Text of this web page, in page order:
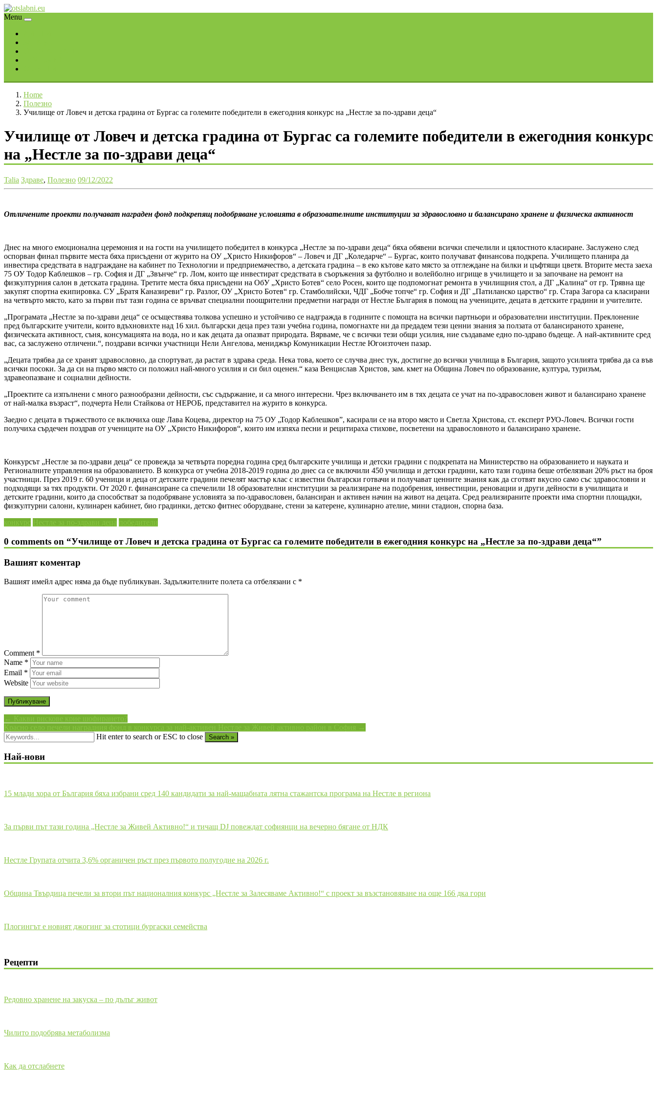
Skip
to
Menu
Home
Полезно
Училище от Ловеч и детска градина от Бургас са големите победители в ежегодния конкурс на „Нестле за по-здрави деца“
Училище от Ловеч и детска градина от Бургас са големите победители в ежегодния конкурс
на „Нестле за по-здрави деца“
Talia Здраве, Полезно 09/12/2022
Отличените проекти получават награден фонд подкрепящ подобряване условията в образователните институции за здравословно и балансирано хранене и физическа активност
Днес на много емоционална церемония и на гости на училището победител в конкурса „Нестле за по-здрави деца“ бяха обявени всички спечелили и цялостното класиране. Заслужено след
оспорван финал първите места бяха присъдени от журито на ОУ „Христо Никифоров“ – Ловеч и ДГ „Коледарче“ – Бургас, които получават финансова подкрепа. Училището планира да
инвестира средствата в надграждане на кабинет по Технологии и предприемачество, а детската градина – в еко кътове като място за отглеждане на билки и цъфтящи цветя. Вторите места заеха
75 ОУ Тодор Каблешков – гр. София и ДГ „Звънче“ гр. Лом, които ще инвестират средствата в съоръжения за футболно и волейболно игрище в училището и за започване на ремонт на
физкултурния салон в детската градина. Третите места бяха присъдени на ОбУ „Христо Ботев“ село Росен, които ще подпомогнат ремонта в училищния стол, а ДГ „Калина“ от гр. Трявна ще
закупят спортна екипировка. СУ „Братя Каназиреви“ гр. Разлог, ОУ „Христо Ботев“ гр. Стамболийски, ЧДГ „Бобче топче“ гр. София и ДГ „Патиланско царство“ гр. Стара Загора са класирани
на четвърто място, като за първи път тази година се връчват специални поощрителни предметни награди от Нестле България в помощ на учениците, децата в детските градини и учителите.
„Програмата „Нестле за по-здрави деца“ се осъществява толкова успешно и устойчиво се надгражда в годините с помощта на всички партньори и образователни институции. Преклонение
пред българските учители, които вдъхновихте над 16 хил. български деца през тази учебна година, помогнахте ни да предадем тези ценни знания за ползата от балансираното хранене,
физическата активност, съня, консумацията на вода, но и как децата да опазват природата. Вярваме, че с всички тези общи усилия, ние създаваме едно по-здраво бъдеще. А най-активните сред
вас, са заслужено отличени.“, поздрави всички участници Нели Ангелова, мениджър Комуникации Нестле Югоизточен пазар.
„Децата трябва да се хранят здравословно, да спортуват, да растат в здрава среда. Нека това, което се случва днес тук, достигне до всички училища в България, защото усилията трябва да са във
всички посоки. За да си на първо място си положил най-много усилия и си бил оценен.“ каза Венцислав Христов, зам. кмет на Община Ловеч по образование, култура, туризъм,
здравеопазване и социални дейности.
„Проектите са изпълнени с много разнообразни дейности, със съдържание, и са много интересни. Чрез включването им в тях децата се учат на по-здравословен живот и балансирано хранене
от най-малка възраст“, подчерта Нели Стайкова от НЕРОБ, представител на журито в конкурса.
Заедно с децата в тържеството се включиха още Лава Коцева, директор на 75 ОУ „Тодор Каблешков”, касирали се на второ място и Светла Христова, ст. експерт РУО-Ловеч. Всички гости
получиха сърдечен поздрав от учениците на ОУ „Христо Никифоров“, които им изпяха песни и рецитираха стихове, посветени на здравословното и балансирано хранене.
Конкурсът „Нестле за по-здрави деца“ се провежда за четвърта поредна година сред българските училища и детски градини с подкрепата на Министерство на образованието и науката и
Регионалните управления на образованието. В конкурса от учебна 2018-2019 година до днес са се включили 450 училища и детски градини, като тази година беше отбелязван 20% ръст на броя
участници. През 2019 г. 60 ученици и деца от детските градини печелят мастър клас с известни български готвачи и получават ценните знания как да сготвят вкусно само със здравословни и
подходящи за тях продукти. От 2020 г. финансиране са спечелили 18 образователни институции за реализиране на подобрения, инвестиции, реновации и други дейности в училищата и
детските градини, които да способстват за подобряване условията за по-здравословен, балансиран и активен начин на живот на децата. Сред реализираните проекти има спортни площадки,
физкултурни салони, кулинарен кабинет, био градинки, детско фитнес оборудване, стени за катерене, кулинарно ателие, мини стадион, спорна база.
0 comments on “Училище от Ловеч и детска градина от Бургас са големите победители в ежегодния конкурс на „Нестле за по-здрави деца“”
Вашият коментар
Вашият имейл адрес няма да бъде публикуван. Задължителните полета са отбелязани с *
Comment *
Name *
Email *
Website
Hit enter to search or ESC to close
Search »
Най-нови
15 млади хора от България бяха избрани сред 140 кандидати за най-мащабната лятна стажантска програма на Нестле в региона
За първи път тази година „Нестле за Живей Активно!“ и тичащ DJ повеждат софиянци на вечерно бягане от НДК
Нестле Групата отчита 3,6% органичен ръст през първото полугодие на 2026 г.
Община Твърдица печели за втори път националния конкурс „Нестле за Залесяваме Активно!“ с проект за възстановяване на още 166 дка гори
Плогингът е новият джогинг за стотици бургаски семейства
Рецепти
Редовно хранене на закуска – по дълъг живот
Чилито подобрява метаболизма
Как да отслабнете